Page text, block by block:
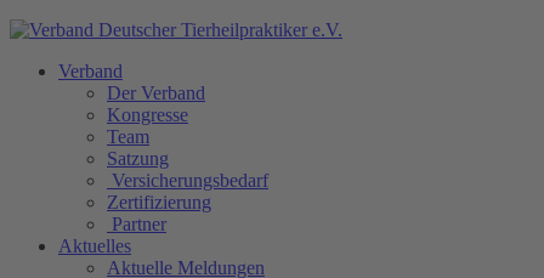
Verband
Der Verband
Kongresse
Team
Satzung
Versicherungsbedarf
Zertifizierung
Partner
Aktuelles
Aktuelle Meldungen